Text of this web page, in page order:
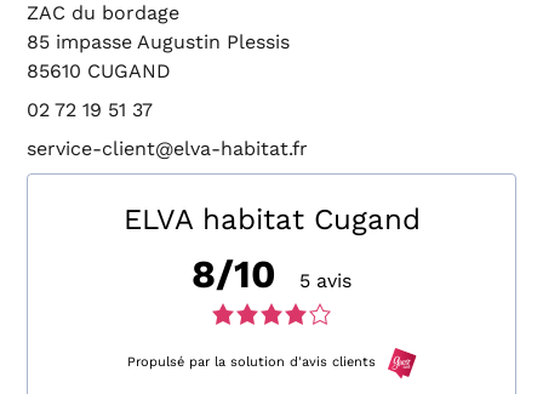
ZAC du bordage
85 impasse Augustin Plessis
85610 CUGAND
02 72 19 51 37
service-client@elva-habitat.fr
ELVA habitat Cugand
8/10
5 avis
Note
de
Propulsé par la solution d'avis clients